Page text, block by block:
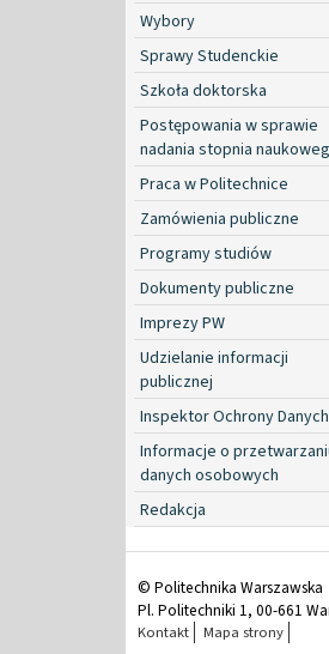
Wybory
Sprawy Studenckie
Szkoła doktorska
Postępowania w sprawie
nadania stopnia
Praca w Politechnice
Zamówienia publiczne
Programy studiów
Dokumenty publiczne
Imprezy PW
Udzielanie informacji
publicznej
Inspektor Ochrony Danych
Informacje o
danych osobowych
Redakcja
© Politechnika Warszawska
Pl. Politechniki 1, 00-661
Kontakt Mapa strony